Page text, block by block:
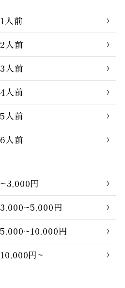
1人前
2人前
3人前
4人前
5人前
6人前
~3,000円
3,000~5,000円
5,000~10,000円
10,000円~